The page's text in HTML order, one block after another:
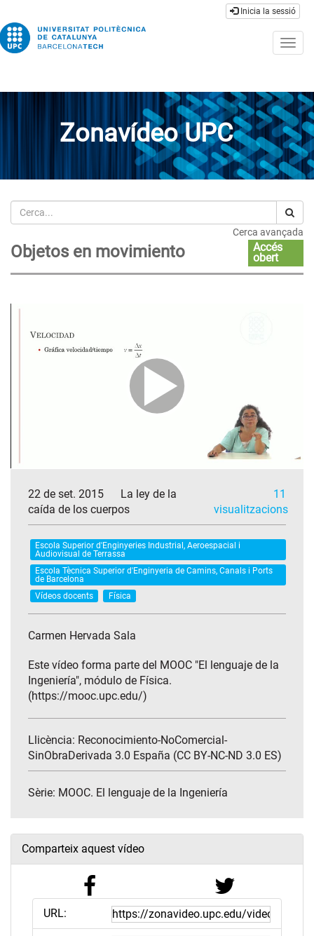
Inicia la sessió
Zonavídeo UPC
Cerca
Cerca avançada
Objetos en movimiento
Accés
obert
22 de set. 2015
La ley de la
caída de los cuerpos
11
visualitzacions
Escola Superior d'Enginyeries Industrial, Aeroespacial i
Audiovisual de Terrassa
Escola Tècnica Superior d'Enginyeria de Camins, Canals i Ports
de Barcelona
Vídeos docents
Física
Carmen Hervada Sala
Este vídeo forma parte del MOOC "El lenguaje de la
Ingeniería", módulo de Física.
(https://mooc.upc.edu/)
Llicència: Reconocimiento-NoComercial-
SinObraDerivada 3.0 España (CC BY-NC-ND 3.0 ES)
Sèrie: MOOC. El lenguaje de la Ingeniería
Comparteix aquest vídeo
URL: